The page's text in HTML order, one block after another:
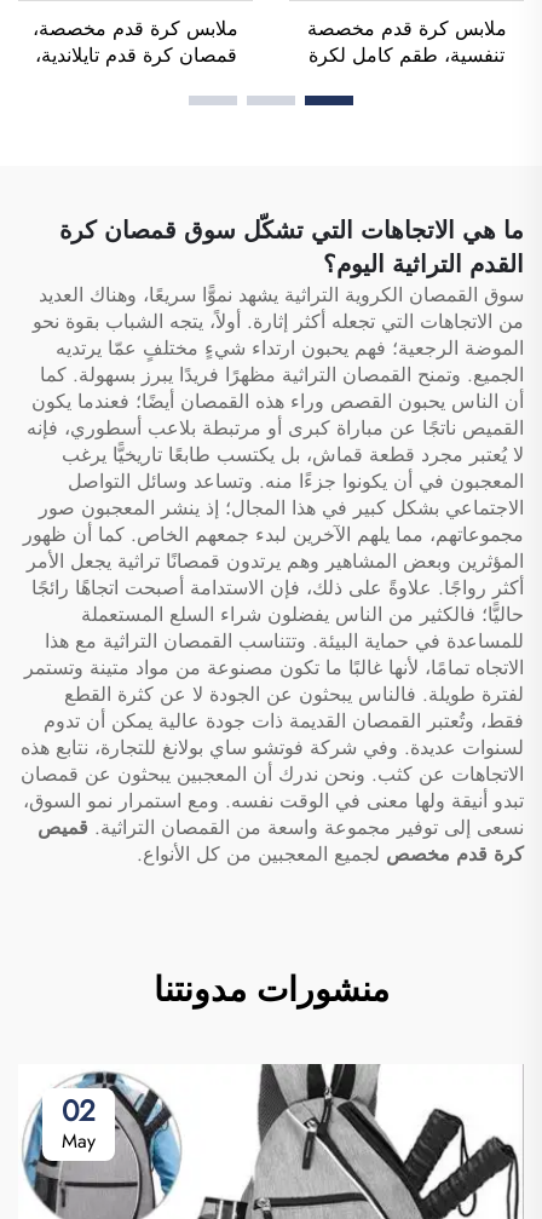
ملابس كرة قدم مخصصة
تنفسية، طقم كامل لكرة
القدم، تيشيرتات كرة قدم،
ملابس كرة قدم مخصصة،
قمصان كرة قدم تايلاندية،
القدم، بدلة رياضية لكرة
ما هي الاتجاهات التي تشكّل سوق قمصان كرة
القدم التراثية اليوم؟
سوق القمصان الكروية التراثية يشهد نموًّا سريعًا، وهناك العديد
من الاتجاهات التي تجعله أكثر إثارة. أولاً، يتجه الشباب بقوة نحو
الموضة الرجعية؛ فهم يحبون ارتداء شيءٍ مختلفٍ عمّا يرتديه
الجميع. وتمنح القمصان التراثية مظهرًا فريدًا يبرز بسهولة. كما
أن الناس يحبون القصص وراء هذه القمصان أيضًا؛ فعندما يكون
القميص ناتجًا عن مباراة كبرى أو مرتبطة بلاعب أسطوري، فإنه
لا يُعتبر مجرد قطعة قماش، بل يكتسب طابعًا تاريخيًّا يرغب
المعجبون في أن يكونوا جزءًا منه. وتساعد وسائل التواصل
الاجتماعي بشكل كبير في هذا المجال؛ إذ ينشر المعجبون صور
مجموعاتهم، مما يلهم الآخرين لبدء جمعهم الخاص. كما أن ظهور
المؤثرين وبعض المشاهير وهم يرتدون قمصانًا تراثية يجعل الأمر
أكثر رواجًا. علاوةً على ذلك، فإن الاستدامة أصبحت اتجاهًا رائجًا
حاليًّا؛ فالكثير من الناس يفضلون شراء السلع المستعملة
للمساعدة في حماية البيئة. وتتناسب القمصان التراثية مع هذا
الاتجاه تمامًا، لأنها غالبًا ما تكون مصنوعة من مواد متينة وتستمر
لفترة طويلة. فالناس يبحثون عن الجودة لا عن كثرة القطع
فقط، وتُعتبر القمصان القديمة ذات جودة عالية يمكن أن تدوم
لسنوات عديدة. وفي شركة فوتشو ساي بولانغ للتجارة، نتابع هذه
الاتجاهات عن كثب. ونحن ندرك أن المعجبين يبحثون عن قمصان
تبدو أنيقة ولها معنى في الوقت نفسه. ومع استمرار نمو السوق،
نسعى إلى توفير مجموعة واسعة من القمصان التراثية. قميص
كرة قدم مخصص لجميع المعجبين من كل الأنواع.
منشورات مدونتنا
02
May